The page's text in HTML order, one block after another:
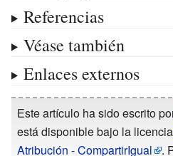
Referencias
Véase también
Enlaces externos
Este artículo ha sido escrito
está disponible bajo la licencia
Atribución - CompartirIgual
.